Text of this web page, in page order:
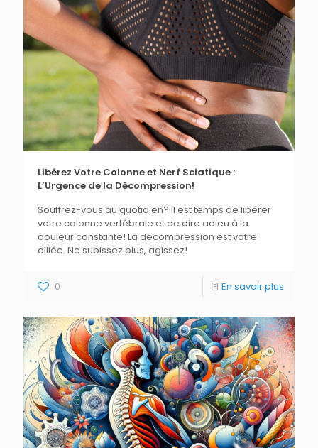
Libérez Votre Colonne et Nerf Sciatique :
L’Urgence de la Décompression!
Souffrez-vous au quotidien? Il est temps de libérer
votre colonne vertébrale et de dire adieu à la
douleur constante! La décompression est votre
alliée. Ne subissez plus, agissez!
0 En savoir plus